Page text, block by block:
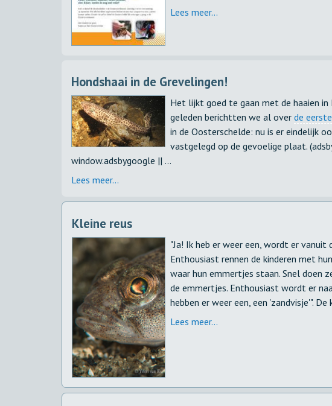
Lees meer...
Hondshaai in de Grevelingen!
Het lijkt goed te gaan met de haaien
geleden berichtten we al over de
in de Oosterschelde: nu is er eindelijk
vastgelegd op de gevoelige plaat.
window.adsbygoogle || ...
Lees meer...
Kleine reus
"Ja! Ik heb er weer een, wordt er vanuit
Enthousiast rennen de kinderen met
waar hun emmertjes staan. Snel doen
de emmertjes. Enthousiast wordt er
hebben er weer een, een 'zandvisje'". De
Lees meer...